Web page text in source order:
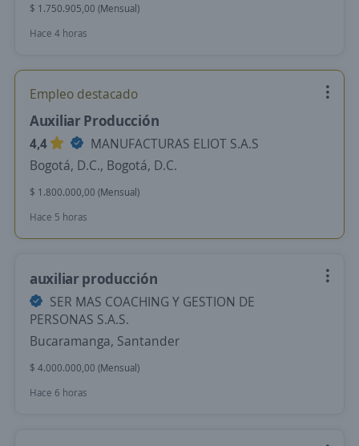
$ 1.750.905,00 (Mensual)
Hace 4 horas
Empleo destacado
Auxiliar Producción
4,4
MANUFACTURAS ELIOT S.A.S
Bogotá, D.C., Bogotá, D.C.
$ 1.800.000,00 (Mensual)
Hace 5 horas
auxiliar producción
SER MAS COACHING Y GESTION DE
PERSONAS S.A.S.
Bucaramanga, Santander
$ 4.000.000,00 (Mensual)
Hace 6 horas